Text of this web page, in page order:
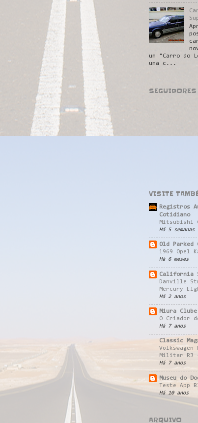
um "Carro do
uma c...
SEGUIDORES
VISITE
Registros
Cotidiano
Mitsubishi
Há 5 semanas
Old Parked
1969 Opel
Há 6 meses
California
Danville
Mercury
Há 2 anos
Miura
O Criador
Há 7 anos
Classic
Militar RJ
Há 7 anos
Museu do
Teste App
Há 10 anos
ARQUIVO